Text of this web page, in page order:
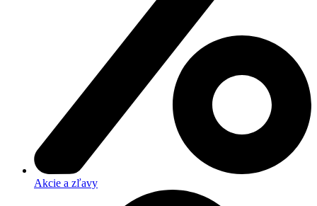
Akcie a zľavy